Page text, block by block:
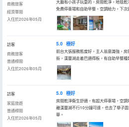
商務旅客
經濟單間
入住於2026年05月
大廳有小孩子玩耍的，房間乾淨，地毯
免費停車場和自助早餐，空調給力，下次
訪客
商務旅客
普通標間
入住於2026年05月
5.0 極好
前台大張服務態度好，主人翁意識強，
街，漢豐湖走着巴適得板，有自助早餐種
訪客
家庭旅遊
普通標間
入住於2026年05月
5.0 極好
房間乾淨衞生舒適，有超大停車場，空
離漢豐湖不行10分鐘可達，也去了舉子
華。